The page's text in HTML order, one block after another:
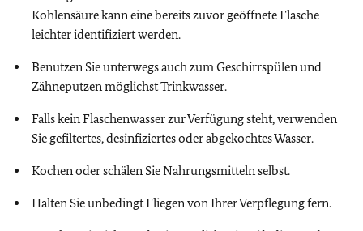
Kohlensäure kann eine bereits zuvor geöffnete Flasche
leichter identifiziert werden.
Benutzen Sie unterwegs auch zum Geschirrspülen und
Zähneputzen möglichst Trinkwasser.
Falls kein Flaschenwasser zur Verfügung steht, verwenden
Sie gefiltertes, desinfiziertes oder abgekochtes Wasser.
Kochen oder schälen Sie Nahrungsmitteln selbst.
Halten Sie unbedingt Fliegen von Ihrer Verpflegung fern.